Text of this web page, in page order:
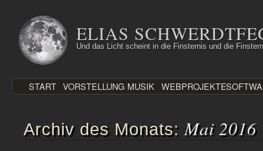
Inhalt
springen
ELIAS
Und das Licht scheint in die Finsternis und die
START VORSTELLUNG MUSIK WEBPROJEKTE
Archiv des Monats: Mai 2016